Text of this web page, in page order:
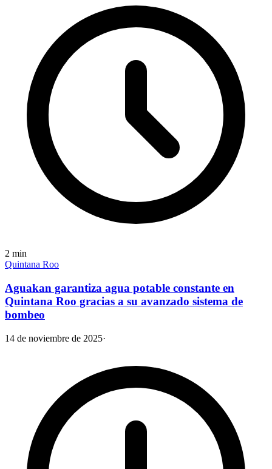
2 min
Quintana Roo
Aguakan garantiza agua potable constante en
Quintana Roo gracias a su avanzado sistema de
bombeo
14 de noviembre de 2025·